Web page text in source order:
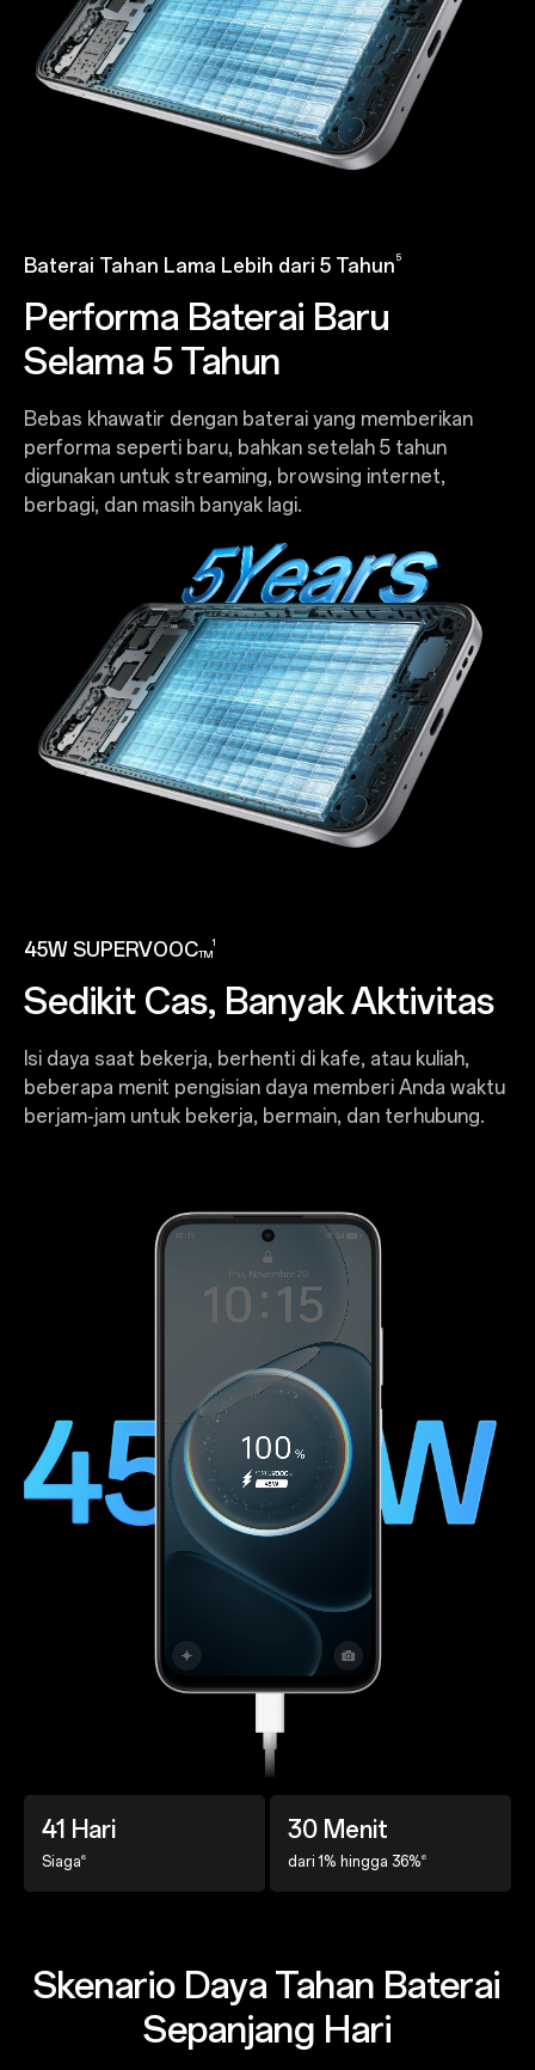
Baterai Tahan Lama Lebih dari 5 Tahun 5
Performa Baterai Baru
Selama 5 Tahun
Bebas khawatir dengan baterai yang memberikan
performa seperti baru, bahkan setelah 5 tahun
digunakan untuk streaming, browsing internet,
berbagi, dan masih banyak lagi.
45W SUPERVOOCTM
1
Sedikit Cas, Banyak Aktivitas
Isi daya saat bekerja, berhenti di kafe, atau kuliah,
beberapa menit pengisian daya memberi Anda waktu
berjam-jam untuk bekerja, bermain, dan terhubung.
41 Hari
Siaga6
30 Menit
dari 1% hingga 36%6
Skenario Daya Tahan Baterai
Sepanjang Hari